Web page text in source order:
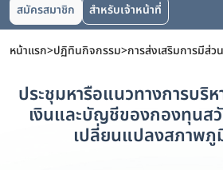
สมัครสมาชิก สำหรับเจ้าหน้าที่
หน้าแรก>ปฏิทินกิจกรรม>การส่งเสริมการมีส่ว
ประชุมหารือแนวทางการบริ
เงินและบัญชีของกองทุนส
เปลี่ยนแปลงสภาพภู